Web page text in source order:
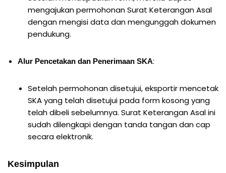
mengajukan permohonan Surat Keterangan Asal
dengan mengisi data dan mengunggah dokumen
pendukung.
Alur Pencetakan dan Penerimaan SKA:
Setelah permohonan disetujui, eksportir mencetak
SKA yang telah disetujui pada form kosong yang
telah dibeli sebelumnya. Surat Keterangan Asal ini
sudah dilengkapi dengan tanda tangan dan cap
secara elektronik.
Kesimpulan